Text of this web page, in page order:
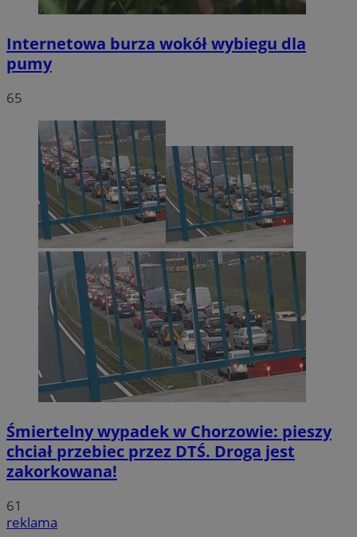
Internetowa burza wokół wybiegu dla
pumy
65
Śmiertelny wypadek w Chorzowie: pieszy
chciał przebiec przez DTŚ. Droga jest
zakorkowana!
61
reklama